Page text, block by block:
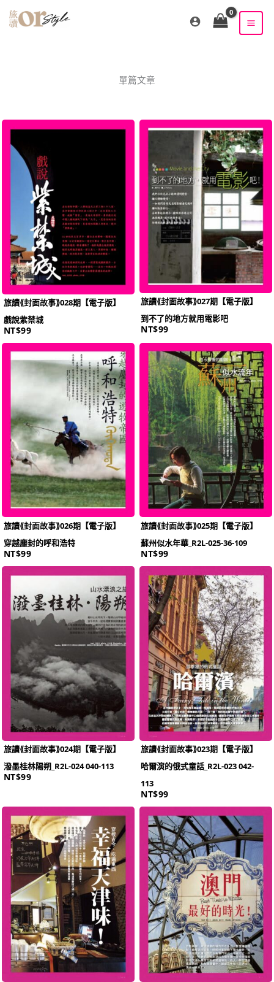
單篇文章
旅讀⟪封面故事⟫028期【電子版】
戲說紫禁城
NT$99
旅讀⟪封面故事⟫027期【電子版】
到不了的地方就用電影吧
NT$99
旅讀⟪封面故事⟫026期【電子版】
穿越塵封的呼和浩特
NT$99
旅讀⟪封面故事⟫025期【電子版】
蘇州似水年華_R2L-025-36-109
NT$99
旅讀⟪封面故事⟫024期【電子版】
潑墨桂林陽朔_R2L-024 040-113
NT$99
旅讀⟪封面故事⟫023期【電子版】
哈爾演的俄式童話_R2L-023 042-
113
NT$99